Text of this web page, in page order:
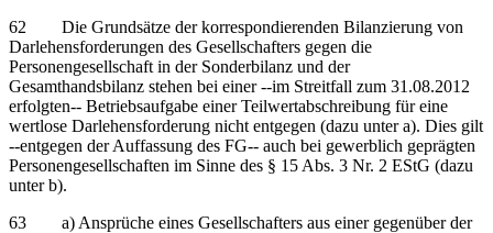
62 Die Grundsätze der korrespondierenden Bilanzierung von
Darlehensforderungen des Gesellschafters gegen die
Personengesellschaft in der Sonderbilanz und der
Gesamthandsbilanz stehen bei einer ‑‑im Streitfall zum 31.08.2012
erfolgten‑‑ Betriebsaufgabe einer Teilwertabschreibung für eine
wertlose Darlehensforderung nicht entgegen (dazu unter a). Dies gilt
‑‑entgegen der Auffassung des FG‑‑ auch bei gewerblich geprägten
Personengesellschaften im Sinne des § 15 Abs. 3 Nr. 2 EStG (dazu
unter b).
63 a) Ansprüche eines Gesellschafters aus einer gegenüber der